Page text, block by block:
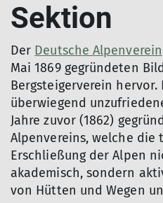
Sektion
Der Deutsche Alpenverein
Mai 1869 gegründeten
Bergsteigerverein hervor.
überwiegend
Jahre zuvor (1862)
Alpenvereins, welche die
Erschließung der Alpen
akademisch, sondern
von Hütten und Wegen